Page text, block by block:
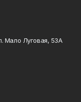
Мало Луговая, 53А